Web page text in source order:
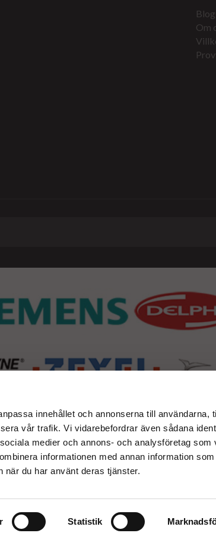
innehållet och annonserna till användarna,
vår trafik. Vi vidarebefordrar även sådana
medier och annons- och analysföretag som
informationen med annan information
när du har använt deras tjänster.
Statistik
Om
Drift & produktion: